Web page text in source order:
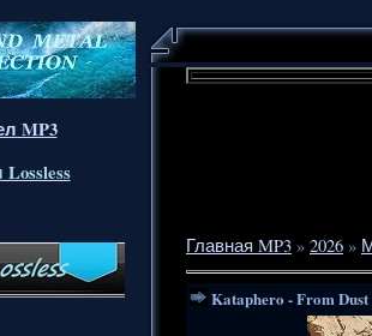
MP3
Главная MP3 » 2026 »
Kataphero - From Dust